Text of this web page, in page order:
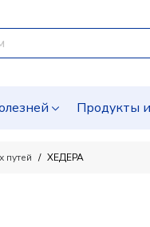
Продукты
путей ХЕДЕРА